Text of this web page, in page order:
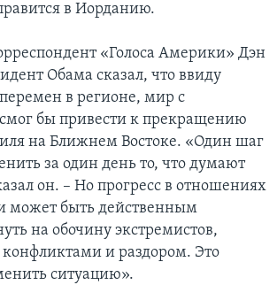
в Иорданию.
«Голоса Америки» Дэн
Обама сказал, что ввиду
в регионе, мир с
бы привести к прекращению
на Ближнем Востоке. «Один шаг
за один день то, что думают
он. – Но прогресс в отношениях
может быть действенным
на обочину экстремистов,
и раздором. Это
ситуацию».